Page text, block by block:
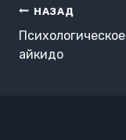
Навигация
по
записям
НАЗАД
Психологическое
айкидо